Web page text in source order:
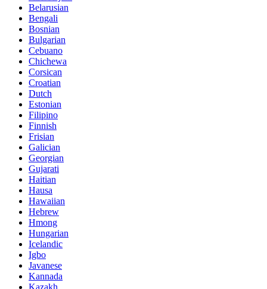
Belarusian
Bengali
Bosnian
Bulgarian
Cebuano
Chichewa
Corsican
Croatian
Dutch
Estonian
Filipino
Finnish
Frisian
Galician
Georgian
Gujarati
Haitian
Hausa
Hawaiian
Hebrew
Hmong
Hungarian
Icelandic
Igbo
Javanese
Kannada